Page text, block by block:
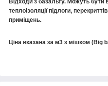
теплоізоляції підлоги,
приміщень.
Ціна вказана за м3 з мішком (Big